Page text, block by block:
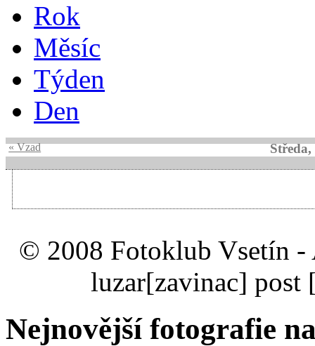
Rok
Měsíc
Týden
Den
« Vzad Středa,
© 2008 Fotoklub Vsetín -
luzar[zavinac] post
Nejnovější fotografie